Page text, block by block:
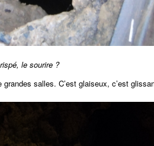
le sourire ?
salles. C’est glaiseux, c’est